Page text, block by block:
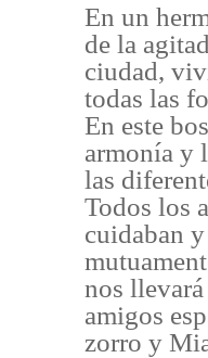
En un
de la
ciudad,
todas las
En este
armonía y
las
Todos los
cuidaban
nos
amigos
zorro y